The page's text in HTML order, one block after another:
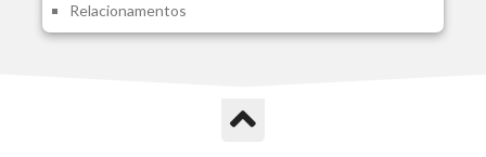
A1O - Cards Dashboard
A1P - Tipos de Charts
A1S - Notificacoes do Vendedor
Relacionamentos